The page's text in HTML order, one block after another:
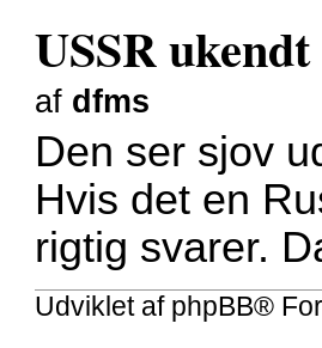
USSR ukendt
af dfms
Den ser sjov
Hvis det en
rigtig svarer.
Udviklet af phpBB®